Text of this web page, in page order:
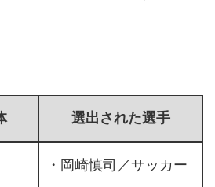
選出された選手
・岡崎慎司／サッカー